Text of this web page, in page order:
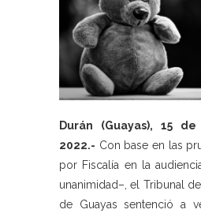
Durán (Guayas), 15
2022.- Con base en las
por Fiscalía en la
unanimidad–, el Tribunal
de Guayas sentenció a